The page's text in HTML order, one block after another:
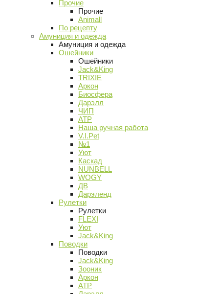
Прочие
Прочие
Animall
По рецепту
Амуниция и одежда
Амуниция и одежда
Ошейники
Ошейники
Jack&King
TRIXIE
Аркон
Биосфера
Дарэлл
ЧИП
АТР
Наша ручная работа
V.I.Pet
№1
Уют
Каскад
NUNBELL
WOGY
ДВ
Дарэленд
Рулетки
Рулетки
FLEXI
Уют
Jack&King
Поводки
Поводки
Jack&King
Зооник
Аркон
АТР